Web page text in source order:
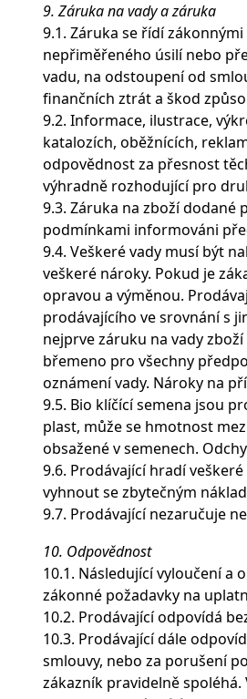
9. Záruka na vady a záruka
9.1. Záruka se řídí
nepřiměřeného úsilí nebo
vadu, na odstoupení od
finančních ztrát a škod
9.2. Informace, ilustrace,
katalozích, oběžnících,
odpovědnost za přesnost
výhradně rozhodující pro
9.3. Záruka na zboží dodané
podmínkami informováni
9.4. Veškeré vady musí být
veškeré nároky. Pokud je
opravou a výměnou.
prodávajícího ve srovnání s
nejprve záruku na vady
břemeno pro všechny
oznámení vady. Nároky na
9.5. Bio klíčící semena jsou
plast, může se hmotnost
obsažené v semenech.
9.6. Prodávající hradí
vyhnout se zbytečným
9.7. Prodávající nezaručuje
10. Odpovědnost
10.1. Následující vyloučení
zákonné požadavky na
10.2. Prodávající odpovídá
10.3. Prodávající dále
smlouvy, nebo za porušení
zákazník pravidelně